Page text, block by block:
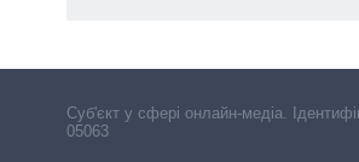
Cуб'єкт у сфері онлайн-медіа.
05063